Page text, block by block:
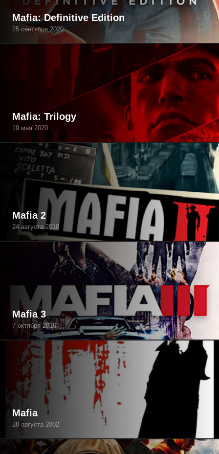
Mafia: Definitive Edition
25 сентября 2020
Mafia: Trilogy
19 мая 2020
Mafia 2
24 августа 2010
Mafia 3
7 октября 2016
Mafia
28 августа 2002